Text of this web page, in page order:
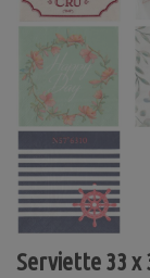
Serviette 33 x